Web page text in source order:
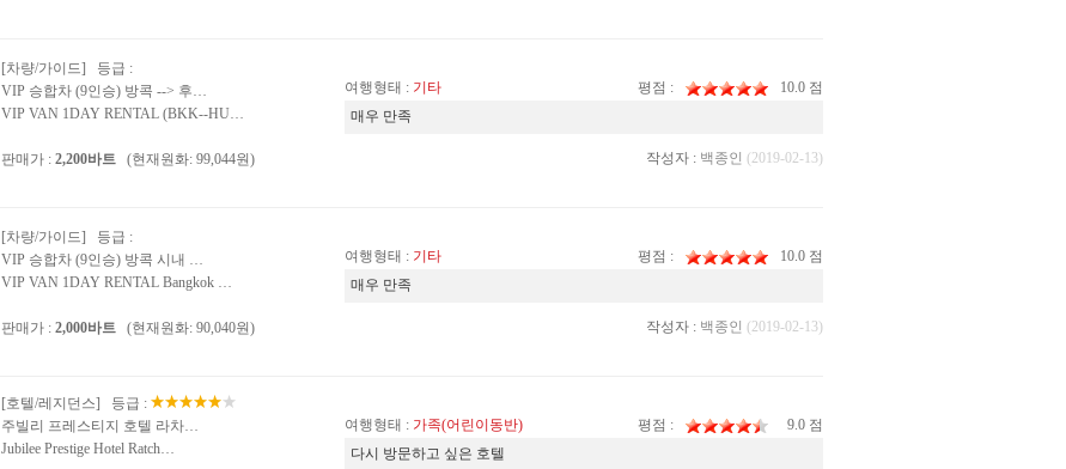
[차량/가이드] 등급 :
VIP 승합차 (9인승) 방콕 --> 후…
VIP VAN 1DAY RENTAL (BKK--HU…
판매가 : 2,200바트 (현재원화: 99,044원)
여행형태 : 기타 평점 :
10.0 점
매우 만족
작성자 : 백종인 (2019-02-13)
[차량/가이드] 등급 :
VIP 승합차 (9인승) 방콕 시내 …
VIP VAN 1DAY RENTAL Bangkok …
판매가 : 2,000바트 (현재원화: 90,040원)
여행형태 : 기타 평점 :
10.0 점
매우 만족
작성자 : 백종인 (2019-02-13)
[호텔/레지던스] 등급 :
주빌리 프레스티지 호텔 라차…
Jubilee Prestige Hotel Ratch…
여행형태 : 가족(어린이동반) 평점 :
9.0 점
다시 방문하고 싶은 호텔